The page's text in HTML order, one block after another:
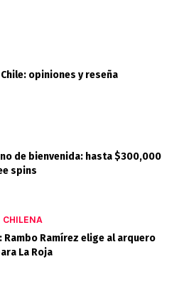
opiniones y reseña
de bienvenida: hasta $300,000
spins
CHILENA
Rambo Ramírez elige al arquero
La Roja